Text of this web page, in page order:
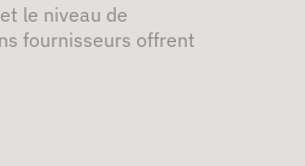
le niveau de
fournisseurs offrent